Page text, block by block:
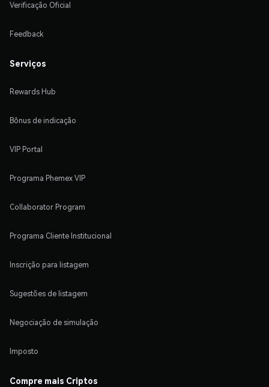
Verificação Oficial
Feedback
Serviços
Rewards Hub
Bônus de indicação
VIP Portal
Programa Phemex VIP
Collaborator Program
Programa Cliente Institucional
Inscrição para listagem
Sugestões de listagem
Negociação de simulação
Imposto
Compre mais Criptos